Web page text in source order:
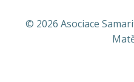
© 2026 Asociace